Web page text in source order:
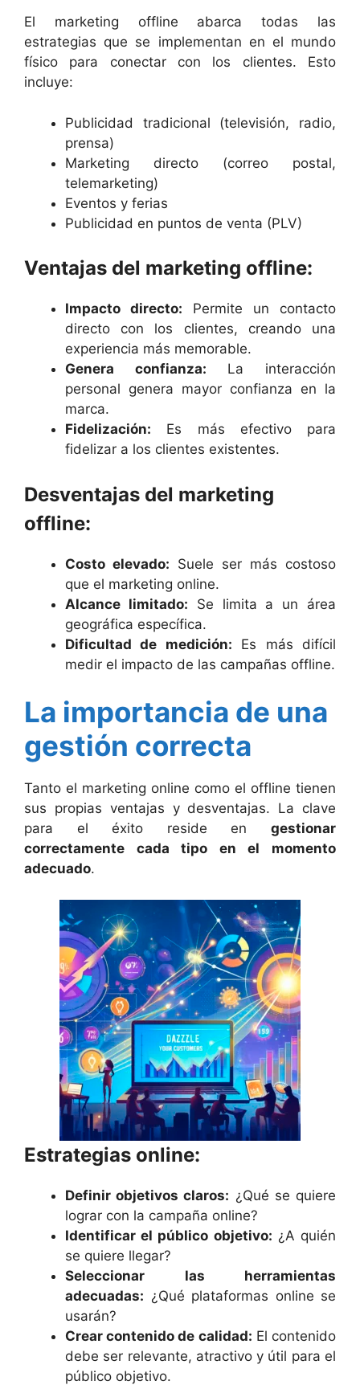
El marketing offline abarca todas las
estrategias que se implementan en el mundo
físico para conectar con los clientes. Esto
incluye:
Publicidad tradicional (televisión, radio,
prensa)
Marketing directo (correo postal,
telemarketing)
Eventos y ferias
Publicidad en puntos de venta (PLV)
Ventajas del marketing offline:
Impacto directo: Permite un contacto
directo con los clientes, creando una
experiencia más memorable.
Genera confianza: La interacción
personal genera mayor confianza en la
marca.
Fidelización: Es más efectivo para
fidelizar a los clientes existentes.
Desventajas del marketing
offline:
Costo elevado: Suele ser más costoso
que el marketing online.
Alcance limitado: Se limita a un área
geográfica específica.
Dificultad de medición: Es más difícil
medir el impacto de las campañas offline.
La importancia de una
gestión correcta
Tanto el marketing online como el offline tienen
sus propias ventajas y desventajas. La clave
para el éxito reside en gestionar
correctamente cada tipo en el momento
adecuado.
Estrategias online:
Definir objetivos claros: ¿Qué se quiere
lograr con la campaña online?
Identificar el público objetivo: ¿A quién
se quiere llegar?
Seleccionar las herramientas
adecuadas: ¿Qué plataformas online se
usarán?
Crear contenido de calidad: El contenido
debe ser relevante, atractivo y útil para el
público objetivo.